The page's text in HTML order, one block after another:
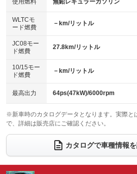
：装備なし
センターデフロック
：装備なし
電動格納ミラー
：装備あり
：装備あり
エアロ
：装備なし
：装備なし
パワーシート
ベンチシート
：装備なし
チップアップシート
：装備なし
：装備なし ：
ウォークスルー
：装備なし
電動リアゲート ：
：装備なし ：
使用燃料 無鉛レギュラーガソリン
WLTCモ
ード燃費
－km/リットル
JC08モー
ド燃費
27.8km/リットル
10/15モー
ド燃費
－km/リットル
最高出力 64ps(47kW)/6000rpm
※新車時のカタログデータとなります。実際と
で、詳細は販売店にご確認ください。
カタログで車種情報